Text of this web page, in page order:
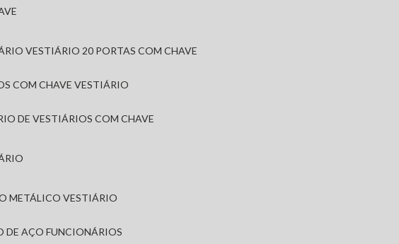
VESTIÁRIO 20 PORTAS COM CHAVE
COM CHAVE VESTIÁRIO
DE VESTIÁRIOS COM CHAVE
METÁLICO VESTIÁRIO
DE AÇO FUNCIONÁRIOS